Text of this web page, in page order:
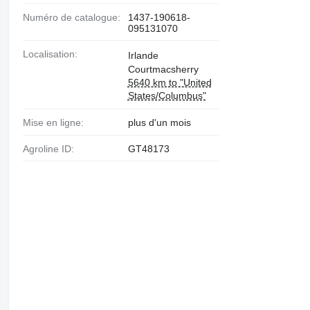
Numéro de catalogue:
1437-190618-
095131070
Localisation:
Irlande
Courtmacsherry
5640 km to "United
States/Columbus"
Mise en ligne: plus d'un mois
Agroline ID: GT48173